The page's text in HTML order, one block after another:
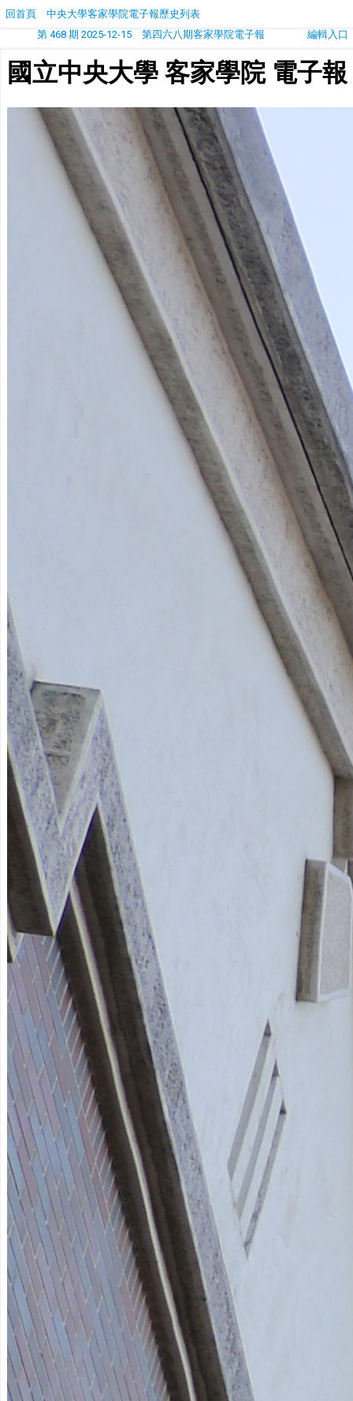
回首頁
中央大學客家學院電子報歷史列表
第 468 期 2025-12-15 第四六八期客家學院電子報
編輯入口